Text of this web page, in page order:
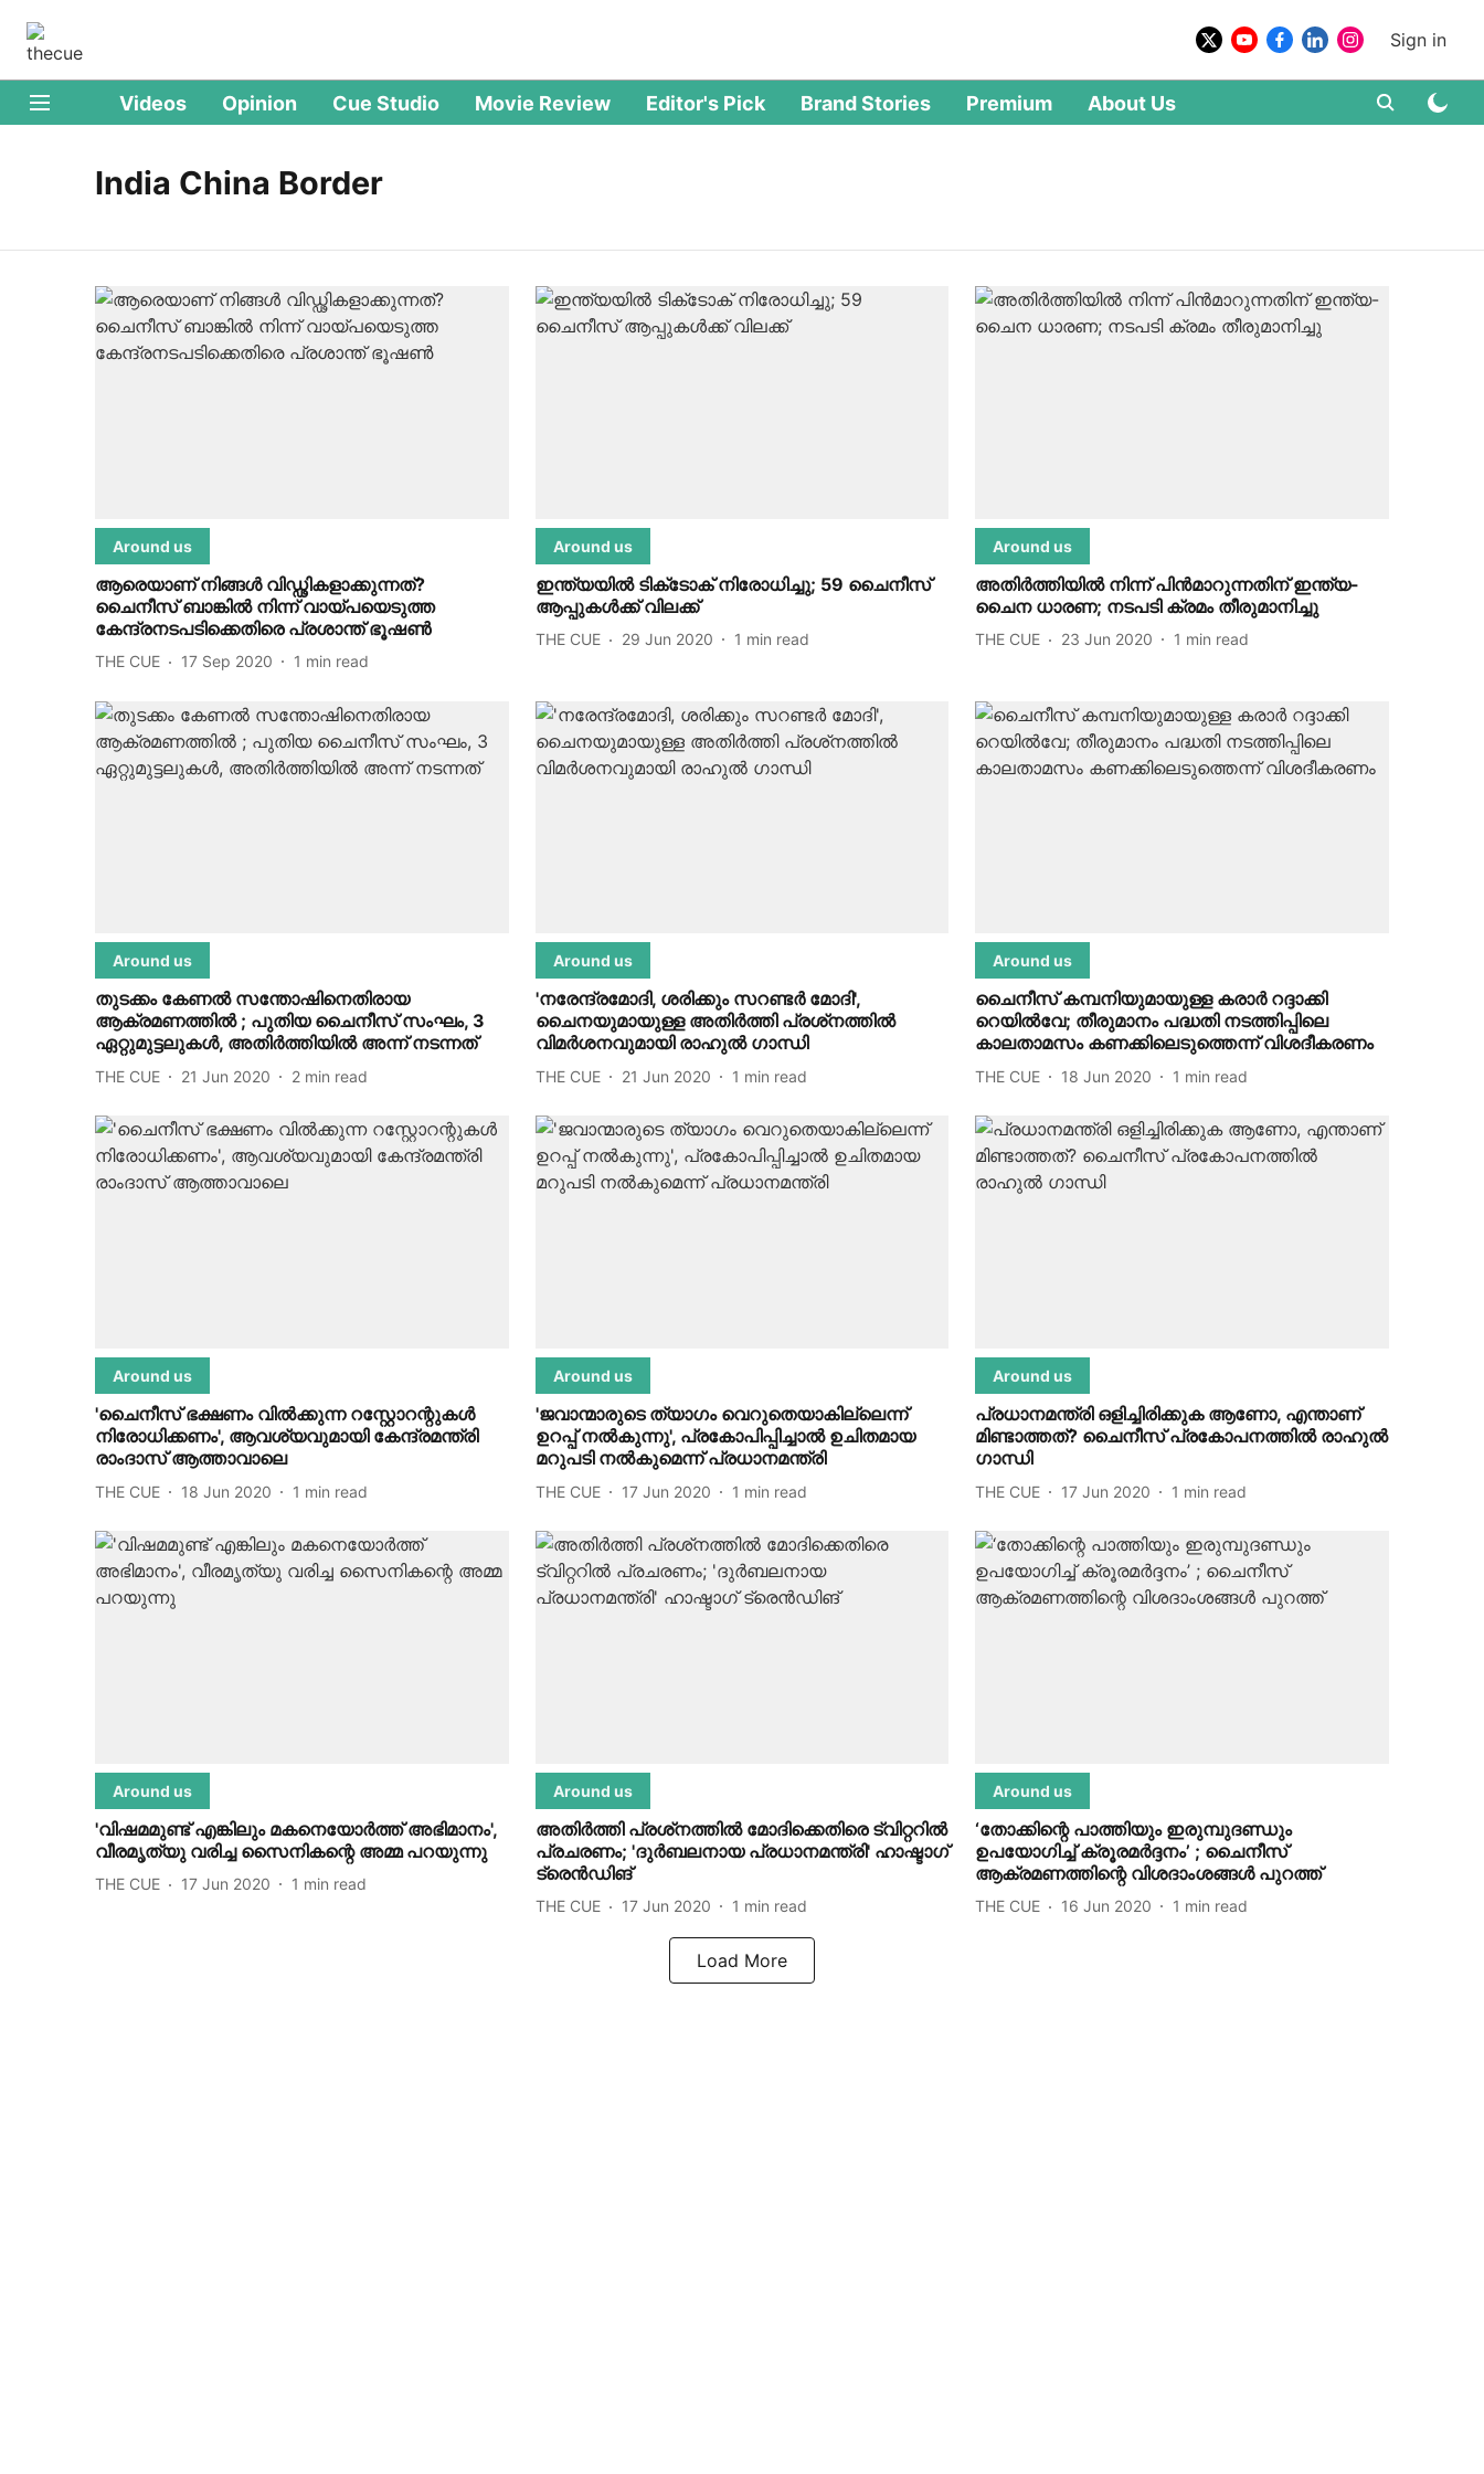
Sign in
Videos Opinion Cue Studio Movie Review Editor's Pick Brand Stories Premium About Us
India China Border
Around us
ആരെയാണ് നിങ്ങള്‍ വിഡ്ഢികളാക്കുന്നത്?
ചൈനീസ് ബാങ്കില്‍ നിന്ന് വായ്പയെടുത്ത
കേന്ദ്രനടപടിക്കെതിരെ പ്രശാന്ത് ഭൂഷണ്‍
THE CUE 17 Sep 2020 1 min read
Around us
ഇന്ത്യയില്‍ ടിക്‌ടോക് നിരോധിച്ചു; 59 ചൈനീസ്
ആപ്പുകള്‍ക്ക് വിലക്ക്
THE CUE 29 Jun 2020 1 min read
Around us
അതിര്‍ത്തിയില്‍ നിന്ന് പിന്‍മാറുന്നതിന് ഇന്ത്യ-
ചൈന ധാരണ; നടപടി ക്രമം തീരുമാനിച്ചു
THE CUE 23 Jun 2020 1 min read
Around us
തുടക്കം കേണല്‍ സന്തോഷിനെതിരായ
ആക്രമണത്തില്‍ ; പുതിയ ചൈനീസ് സംഘം, 3
ഏറ്റുമുട്ടലുകള്‍, അതിര്‍ത്തിയില്‍ അന്ന്‌ നടന്നത്
THE CUE 21 Jun 2020 2 min read
Around us
'നരേന്ദ്രമോദി, ശരിക്കും സറണ്ടര്‍ മോദി',
ചൈനയുമായുള്ള അതിര്‍ത്തി പ്രശ്‌നത്തില്‍
വിമര്‍ശനവുമായി രാഹുല്‍ ഗാന്ധി
THE CUE 21 Jun 2020 1 min read
Around us
ചൈനീസ് കമ്പനിയുമായുള്ള കരാര്‍ റദ്ദാക്കി
റെയില്‍വേ; തീരുമാനം പദ്ധതി നടത്തിപ്പിലെ
കാലതാമസം കണക്കിലെടുത്തെന്ന് വിശദീകരണം
THE CUE 18 Jun 2020 1 min read
Around us
'ചൈനീസ് ഭക്ഷണം വില്‍ക്കുന്ന റസ്റ്റോറന്റുകള്‍
നിരോധിക്കണം', ആവശ്യവുമായി കേന്ദ്രമന്ത്രി
രാംദാസ് ആത്താവാലെ
THE CUE 18 Jun 2020 1 min read
Around us
'ജവാന്മാരുടെ ത്യാഗം വെറുതെയാകില്ലെന്ന്
ഉറപ്പ് നല്‍കുന്നു', പ്രകോപിപ്പിച്ചാല്‍ ഉചിതമായ
മറുപടി നല്‍കുമെന്ന് പ്രധാനമന്ത്രി
THE CUE 17 Jun 2020 1 min read
Around us
പ്രധാനമന്ത്രി ഒളിച്ചിരിക്കുക ആണോ, എന്താണ്
മിണ്ടാത്തത്? ചൈനീസ് പ്രകോപനത്തില്‍ രാഹുല്‍
ഗാന്ധി
THE CUE 17 Jun 2020 1 min read
Around us
'വിഷമമുണ്ട് എങ്കിലും മകനെയോര്‍ത്ത് അഭിമാനം',
വീരമൃത്യു വരിച്ച സൈനികന്റെ അമ്മ പറയുന്നു
THE CUE 17 Jun 2020 1 min read
Around us
അതിര്‍ത്തി പ്രശ്‌നത്തില്‍ മോദിക്കെതിരെ ട്വിറ്ററില്‍
പ്രചരണം; 'ദുര്‍ബലനായ പ്രധാനമന്ത്രി' ഹാഷ്ടാഗ്
ട്രെന്‍ഡിങ്
THE CUE 17 Jun 2020 1 min read
Around us
‘തോക്കിന്റെ പാത്തിയും ഇരുമ്പുദണ്ഡും
ഉപയോഗിച്ച് ക്രൂരമര്‍ദ്ദനം’ ; ചൈനീസ്
ആക്രമണത്തിന്റെ വിശദാംശങ്ങള്‍ പുറത്ത്
THE CUE 16 Jun 2020 1 min read
Load More